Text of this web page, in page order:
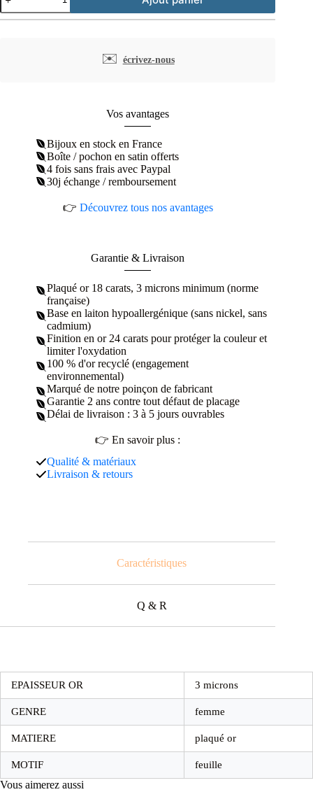
de
Boucles
✉️ écrivez-nous
Vos avantages
Bijoux en stock en France
Boîte / pochon en satin offerts
4 fois sans frais avec Paypal
30j échange / remboursement
👉 Découvrez tous nos avantages
Garantie & Livraison
Plaqué or 18 carats, 3 microns minimum (norme
française)
Base en laiton hypoallergénique (sans nickel, sans
cadmium)
Finition en or 24 carats pour protéger la couleur et
limiter l'oxydation
100 % d'or recyclé (engagement
environnemental)
Marqué de notre poinçon de fabricant
Garantie 2 ans contre tout défaut de placage
Délai de livraison : 3 à 5 jours ouvrables
👉 En savoir plus :
Qualité & matériaux
Livraison & retours
Caractéristiques
Q & R
EPAISSEUR OR 3 microns
GENRE femme
MATIERE plaqué or
MOTIF feuille
Vous aimerez aussi